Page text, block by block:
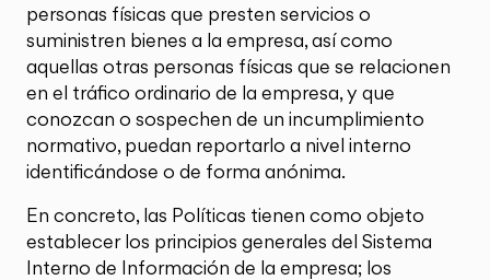
personas físicas que presten servicios o
suministren bienes a la empresa, así como
aquellas otras personas físicas que se relacionen
en el tráfico ordinario de la empresa, y que
conozcan o sospechen de un incumplimiento
normativo, puedan reportarlo a nivel interno
identificándose o de forma anónima.
En concreto, las Políticas tienen como objeto
establecer los principios generales del Sistema
Interno de Información de la empresa; los